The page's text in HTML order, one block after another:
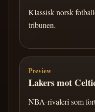
Klassisk norsk
tribunen.
Preview
Lakers mot
NBA-rivaleri som